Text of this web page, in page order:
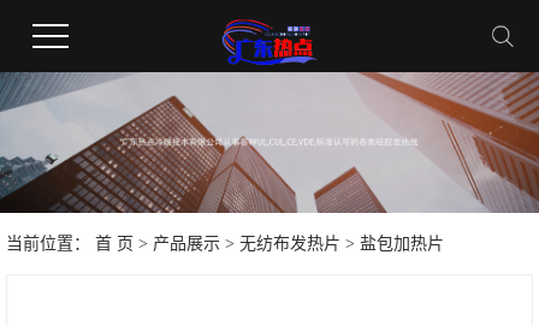
当前位置： 首 页 > 产品展示 > 无纺布发热片 > 盐包加热片